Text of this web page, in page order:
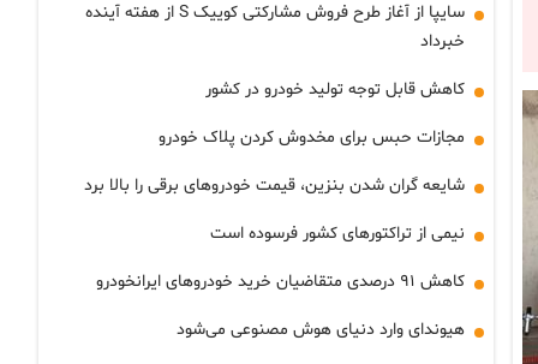
سایپا از آغاز طرح فروش مشارکتی کوییک S از هفته آینده
خبرداد
کاهش قابل توجه تولید خودرو در کشور
مجازات حبس برای مخدوش کردن پلاک خودرو
شایعه گران شدن بنزین، قیمت خودروهای برقی را بالا برد
نیمی از تراکتورهای کشور فرسوده است
کاهش ۹۱ درصدی متقاضیان خرید خودروهای ایرانخودرو
هیوندای وارد دنیای هوش مصنوعی می‌شود